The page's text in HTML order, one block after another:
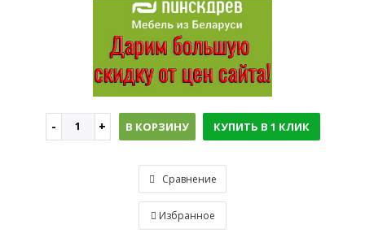
В КОРЗИНУ КУПИТЬ В 1 КЛИК
Сравнение
Избранное